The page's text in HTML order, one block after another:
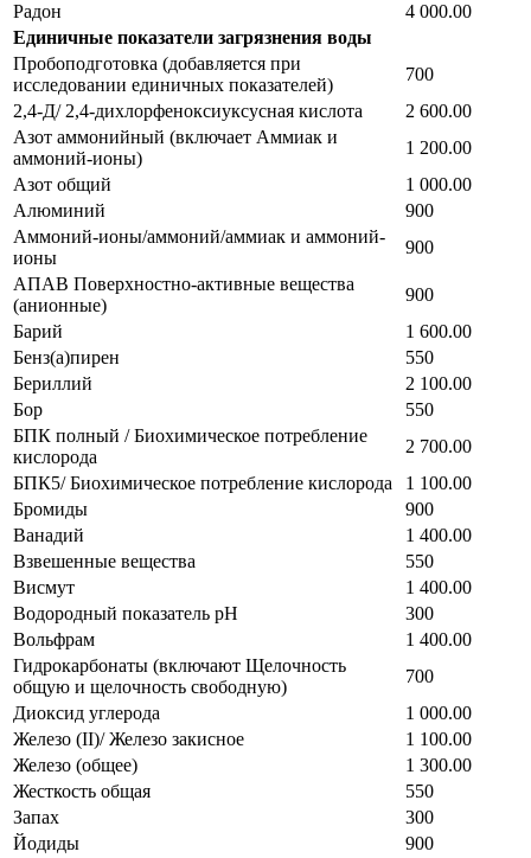
Радон
4 000.00
Единичные показатели загрязнения воды
Пробоподготовка (добавляется при
исследовании единичных показателей)
700
2,4-Д/ 2,4-дихлорфеноксиуксусная кислота
2 600.00
Азот аммонийный (включает Аммиак и
аммоний-ионы)
1 200.00
Азот общий
1 000.00
Алюминий
900
Аммоний-ионы/аммоний/аммиак и аммоний-
ионы
900
АПАВ Поверхностно-активные вещества
(анионные)
900
Барий
1 600.00
Бенз(а)пирен
550
Бериллий
2 100.00
Бор
550
БПК полный / Биохимическое потребление
кислорода
2 700.00
БПК5/ Биохимическое потребление кислорода
1 100.00
Бромиды
900
Ванадий
1 400.00
Взвешенные вещества
550
Висмут
1 400.00
Водородный показатель pH
300
Вольфрам
1 400.00
Гидрокарбонаты (включают Щелочность
общую и щелочность свободную)
700
Диоксид углерода
1 000.00
Железо (II)/ Железо закисное
1 100.00
Железо (общее)
1 300.00
Жесткость общая
550
Запах
300
Йодиды
900